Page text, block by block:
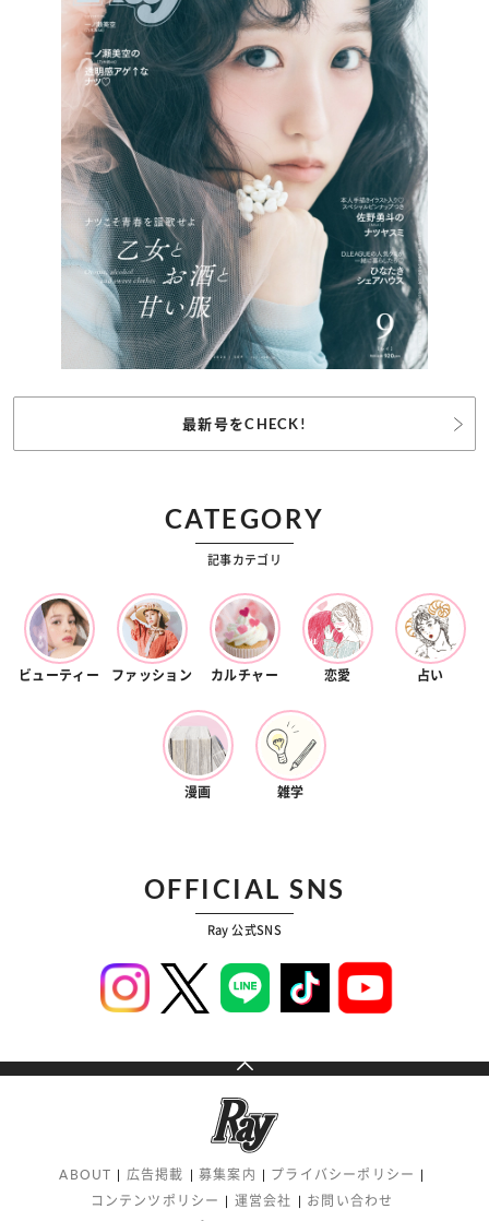
最新号をCHECK!
CATEGORY
記事カテゴリ
ビューティー ファッション カルチャー 恋愛 占い
漫画 雑学
OFFICIAL SNS
Ray 公式SNS
ABOUT 広告掲載 募集案内
プライバシーポリシー
コンテンツポリシー
運営会社
お問い合わせ